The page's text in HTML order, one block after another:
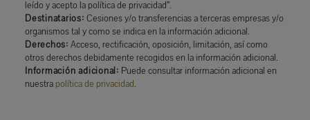
leído y acepto la política de privacidad”.
Destinatarios: Cesiones y/o transferencias a terceras empresas y/o
organismos tal y como se indica en la información adicional.
Derechos: Acceso, rectificación, oposición, limitación, así como
otros derechos debidamente recogidos en la información adicional.
Información adicional: Puede consultar información adicional en
nuestra política de privacidad.